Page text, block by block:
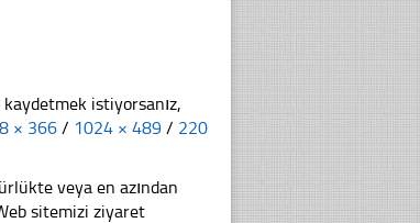
istiyorsanız,
× 366 / 1024 × 489 / 220
veya en azından
sitemizi ziyaret